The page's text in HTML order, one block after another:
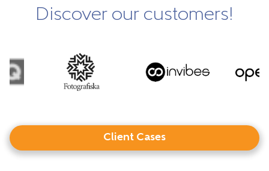
Discover our customers!
Client Cases